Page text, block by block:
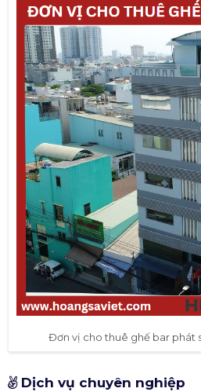
Đơn vị cho thuê ghế bar phát
Dịch vụ chuyên nghiệp